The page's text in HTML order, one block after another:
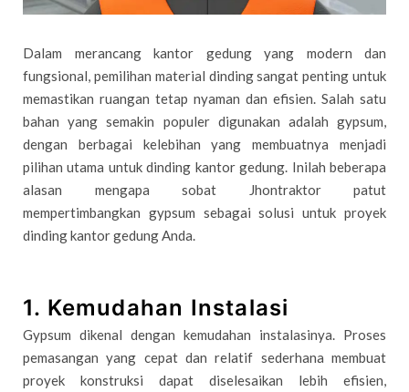
Dalam merancang kantor gedung yang modern dan
fungsional, pemilihan material dinding sangat penting untuk
memastikan ruangan tetap nyaman dan efisien. Salah satu
bahan yang semakin populer digunakan adalah gypsum,
dengan berbagai kelebihan yang membuatnya menjadi
pilihan utama untuk dinding kantor gedung. Inilah beberapa
alasan mengapa sobat Jhontraktor patut
mempertimbangkan gypsum sebagai solusi untuk proyek
dinding kantor gedung Anda.
1. Kemudahan Instalasi
Gypsum dikenal dengan kemudahan instalasinya. Proses
pemasangan yang cepat dan relatif sederhana membuat
proyek konstruksi dapat diselesaikan lebih efisien,